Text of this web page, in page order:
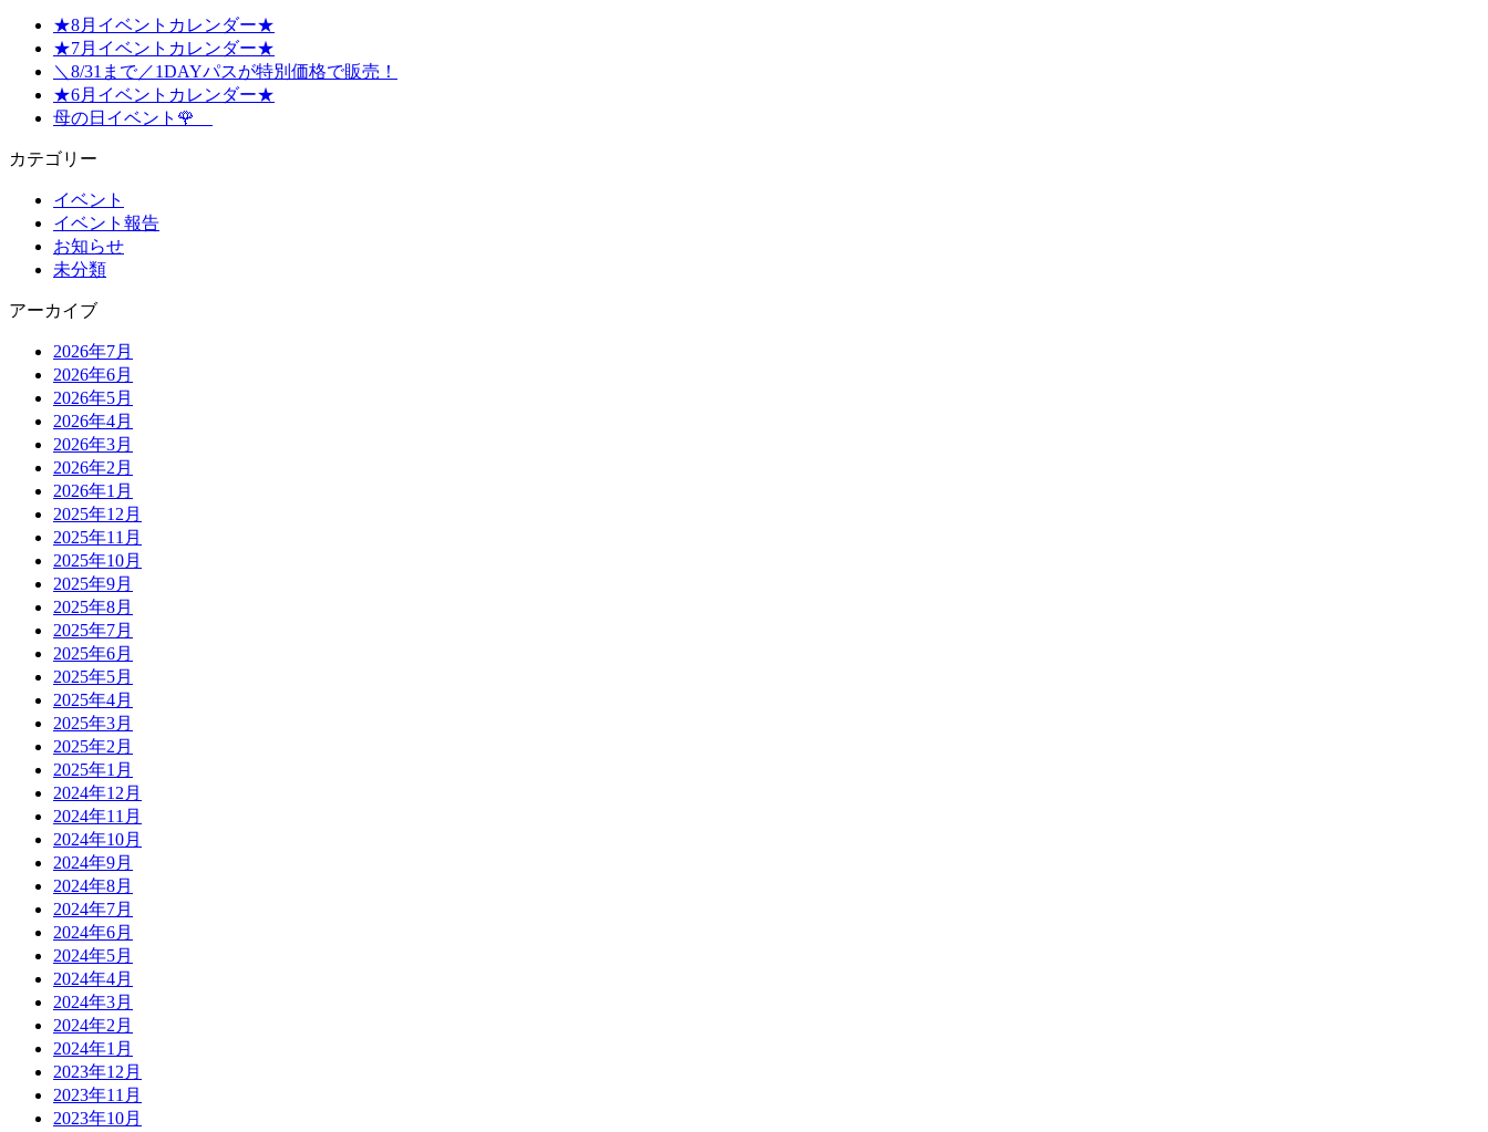
★8月イベントカレンダー★
★7月イベントカレンダー★
＼8/31まで／1DAYパスが特別価格で販売！
★6月イベントカレンダー★
母の日イベント🌹
カテゴリー
イベント
イベント報告
お知らせ
未分類
アーカイブ
2026年7月
2026年6月
2026年5月
2026年4月
2026年3月
2026年2月
2026年1月
2025年12月
2025年11月
2025年10月
2025年9月
2025年8月
2025年7月
2025年6月
2025年5月
2025年4月
2025年3月
2025年2月
2025年1月
2024年12月
2024年11月
2024年10月
2024年9月
2024年8月
2024年7月
2024年6月
2024年5月
2024年4月
2024年3月
2024年2月
2024年1月
2023年12月
2023年11月
2023年10月